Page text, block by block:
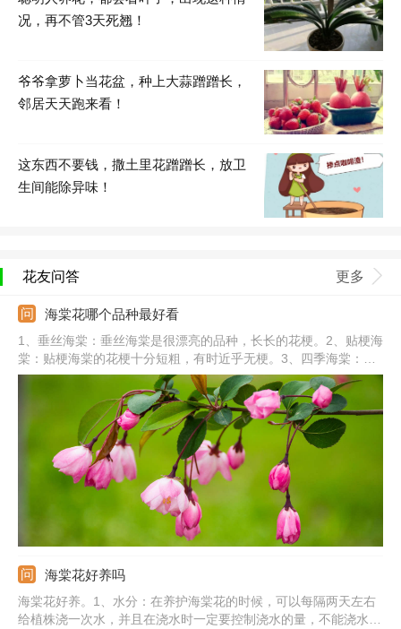
况，再不管3天死翘！
爷爷拿萝卜当花盆，种上大蒜蹭蹭长，
邻居天天跑来看！
这东西不要钱，撒土里花蹭蹭长，放卫
生间能除异味！
花友问答 更多
海棠花哪个品种最好看
1、垂丝海棠：垂丝海棠是很漂亮的品种，长长的花梗。2、贴梗海
棠：贴梗海棠的花梗十分短粗，有时近乎无梗。3、四季海棠：四
季海棠全年开花，花朵成簇生长，姿态优美。4、西府海棠：西府
海棠未开花前花色鲜红，开花后变粉红色。5、其他：还有丽格海
棠、钻石海棠、木瓜海棠、梨花海棠、红宝石海棠、北美海棠等。
海棠花好养吗
海棠花好养。1、水分：在养护海棠花的时候，可以每隔两天左右
给植株浇一次水，并且在浇水时一定要控制浇水的量，不能浇水太